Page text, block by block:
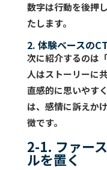
数字は行動を後押
たします。
2. 体験ベースの
次に紹介するのは
人はストーリーに
直感的に思いやす
は、感情に訴えか
徴です。
2-1. ファー
ルを置く